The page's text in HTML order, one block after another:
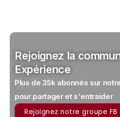
Rejoignez la
Expérience
Plus de 35k abonnés sur
pour partager et s'entraider
Rejoignez notre groupe FB